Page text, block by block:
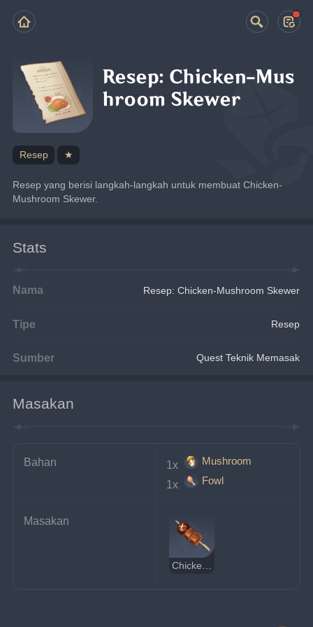
Resep: Chicken-Mus
hroom Skewer
Resep ★
Resep yang berisi langkah-langkah untuk membuat Chicken-
Mushroom Skewer.
Stats
Nama Resep: Chicken-Mushroom Skewer
Tipe Resep
Sumber Quest Teknik Memasak
Masakan
Bahan 1x
Mushroom
1x
Fowl
Masakan